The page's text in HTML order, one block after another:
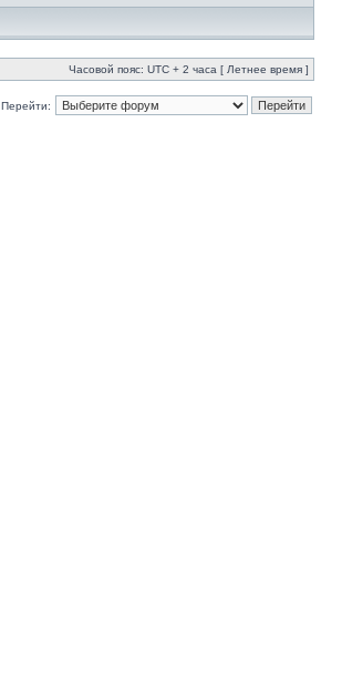
Часовой пояс: UTC + 2 часа [ Летнее время ]
Перейти: